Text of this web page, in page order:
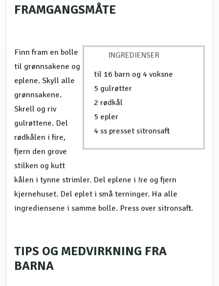
FRAMGANGSMÅTE
INGREDIENSER
til 16 barn og 4 voksne
5 gulrøtter
2 rødkål
5 epler
4 ss presset sitronsaft
Finn fram en bolle
til grønnsakene og
eplene. Skyll alle
grønnsakene.
Skrell og riv
gulrøttene. Del
rødkålen i fire,
fjern den grove
stilken og kutt
kålen i tynne strimler. Del eplene i !re og fjern
kjernehuset. Del eplet i små terninger. Ha alle
ingrediensene i samme bolle. Press over sitronsaft.
TIPS OG MEDVIRKNING FRA
BARNA